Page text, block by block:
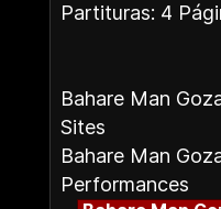
Partituras: 4
Bahare Man
Sites
Bahare Man
Performances